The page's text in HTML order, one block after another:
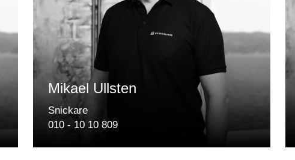
Mikael Ullsten
Snickare
010 - 10 10 809